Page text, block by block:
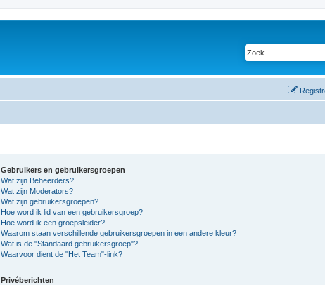
Gebruikers en gebruikersgroepen
Wat zijn Beheerders?
Wat zijn Moderators?
Wat zijn gebruikersgroepen?
Hoe word ik lid van een gebruikersgroep?
Hoe word ik een groepsleider?
Waarom staan verschillende gebruikersgroepen in een andere kleur?
Wat is de "Standaard gebruikersgroep"?
Waarvoor dient de "Het Team"-link?
Privéberichten